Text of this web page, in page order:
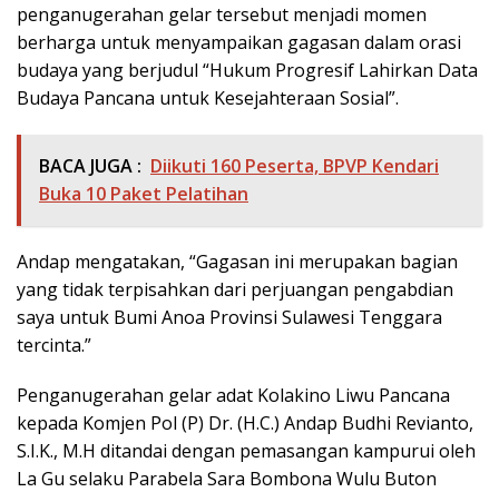
penganugerahan gelar tersebut menjadi momen
berharga untuk menyampaikan gagasan dalam orasi
budaya yang berjudul “Hukum Progresif Lahirkan Data
Budaya Pancana untuk Kesejahteraan Sosial”.
BACA JUGA : Diikuti 160 Peserta, BPVP Kendari
Buka 10 Paket Pelatihan
Andap mengatakan, “Gagasan ini merupakan bagian
yang tidak terpisahkan dari perjuangan pengabdian
saya untuk Bumi Anoa Provinsi Sulawesi Tenggara
tercinta.”
Penganugerahan gelar adat Kolakino Liwu Pancana
kepada Komjen Pol (P) Dr. (H.C.) Andap Budhi Revianto,
S.I.K., M.H ditandai dengan pemasangan kampurui oleh
La Gu selaku Parabela Sara Bombona Wulu Buton